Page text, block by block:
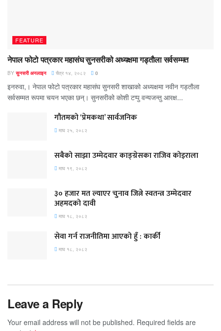
FEATURE
नेपाल फोटो पत्रकार महासंघ सुनसरीको अध्यक्षमा गड्ताैला सर्वसम्मत
BY सुनसरी अनलाइन चैत्र १४, २०८२ 0
इनरुवा,। नेपाल फोटो पत्रकार महासंघ सुनसरी शाखाको अध्यक्षमा नवीन गड्ताैला
सर्वसम्मत रूपमा चयन भएका छन्। सुनसरीको काेशी टप्पु वन्यजन्तु आरक्ष...
गौतमको ‘प्रेमकथा’ सार्वजनिक
माघ २५, २०८२
सबैको साझा उम्मेदवार काङ्ग्रेसका राजिव कोइराला
माघ १९, २०८२
३० हजार मत ल्याएर चुनाव जित्ने स्वतन्त्र उम्मेदवार
अहमदको दावी
माघ १८, २०८२
सेवा गर्न राजनीतिमा आएको हुँ : कार्की
माघ १८, २०८२
Leave a Reply
Your email address will not be published. Required fields are